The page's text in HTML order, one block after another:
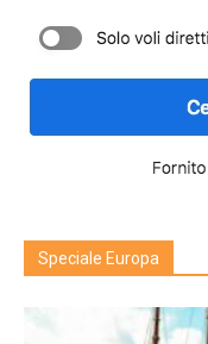
Speciale Europa